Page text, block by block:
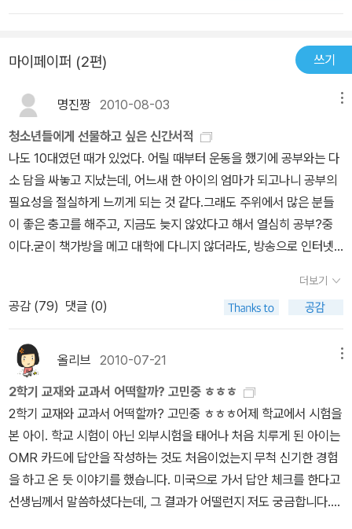
마이페이퍼 (2편) 쓰기
명진짱 2010-08-03
청소년들에게 선물하고 싶은 신간서적
나도 10대였던 때가 있었다. 어릴 때부터 운동을 했기에 공부와는 다
소 담을 싸놓고 지났는데, 어느새 한 아이의 엄마가 되고나니 공부의
필요성을 절실하게 느끼게 되는 것 같다.그래도 주위에서 많은 분들
이 좋은 충고를 해주고, 지금도 늦지 않았다고 해서 열심히 공부?중
이다.굳이 책가방을 메고 대학에 다니지 않더라도, 방송으로 인터넷
같은 나이 많은 학생들이 꽤 많은 것 같다.하지만 공부는 때가 있는 것
같다는 생각이 든다. 10대 시절은 다른 것에 한눈팔지 않고 꾸준히 공
부하기에 참 좋은 시절이 아닐런지.그래서 이런 책을 볼 때마다, 목표
를 분명히 세우고 공부를 하기를 바라고 또 학생은 공부를 할 때가 가
장 아름답다는 생각을 하게 된다.너희는 하루 공부의 가격이 얼마라
고 생각하니? 조안호 지음 / 행복한나무 / 2010년 8월나는 중학교
성적으로 서울대 의대 왔다! 정규환 지음 / 지공신공 / 2010년 9월
이광연의 수학플러스 이광연 지음 / 동아시아 / 2010년 8월곰브리치
세계사 에른스트 H. 곰브리치 지음, 클리퍼드 하퍼 그림, 박민수 옮김
/ 비룡소 / 2010년 8월오프로드 다이어리 표명희 지음 / 창비(창작
과비평사) / 2010년 7월 김대중 자서전 - 전2권 김대중 지음 / 삼인
더보기
공감 (79) 댓글 (0)
올리브 2010-07-21
2학기 교재와 교과서 어떡할까? 고민중 ㅎㅎㅎ
2학기 교재와 교과서 어떡할까? 고민중 ㅎㅎㅎ어제 학교에서 시험을
본 아이. 학교 시험이 아닌 외부시험을 태어나 처음 치루게 된 아이는
OMR 카드에 답안을 작성하는 것도 처음이었는지 무척 신기한 경험
을 하고 온 듯 이야기를 했습니다. 미국으로 가서 답안 체크를 한다고
선생님께서 말씀하셨다는데, 그 결과가 어떨런지 저도 궁금합니다.4